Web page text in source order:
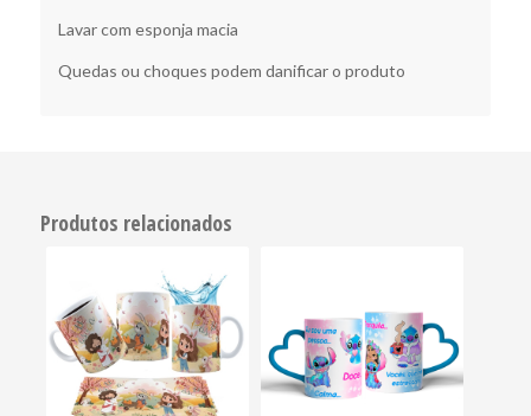
Lavar com esponja macia
Quedas ou choques podem danificar o produto
Produtos relacionados